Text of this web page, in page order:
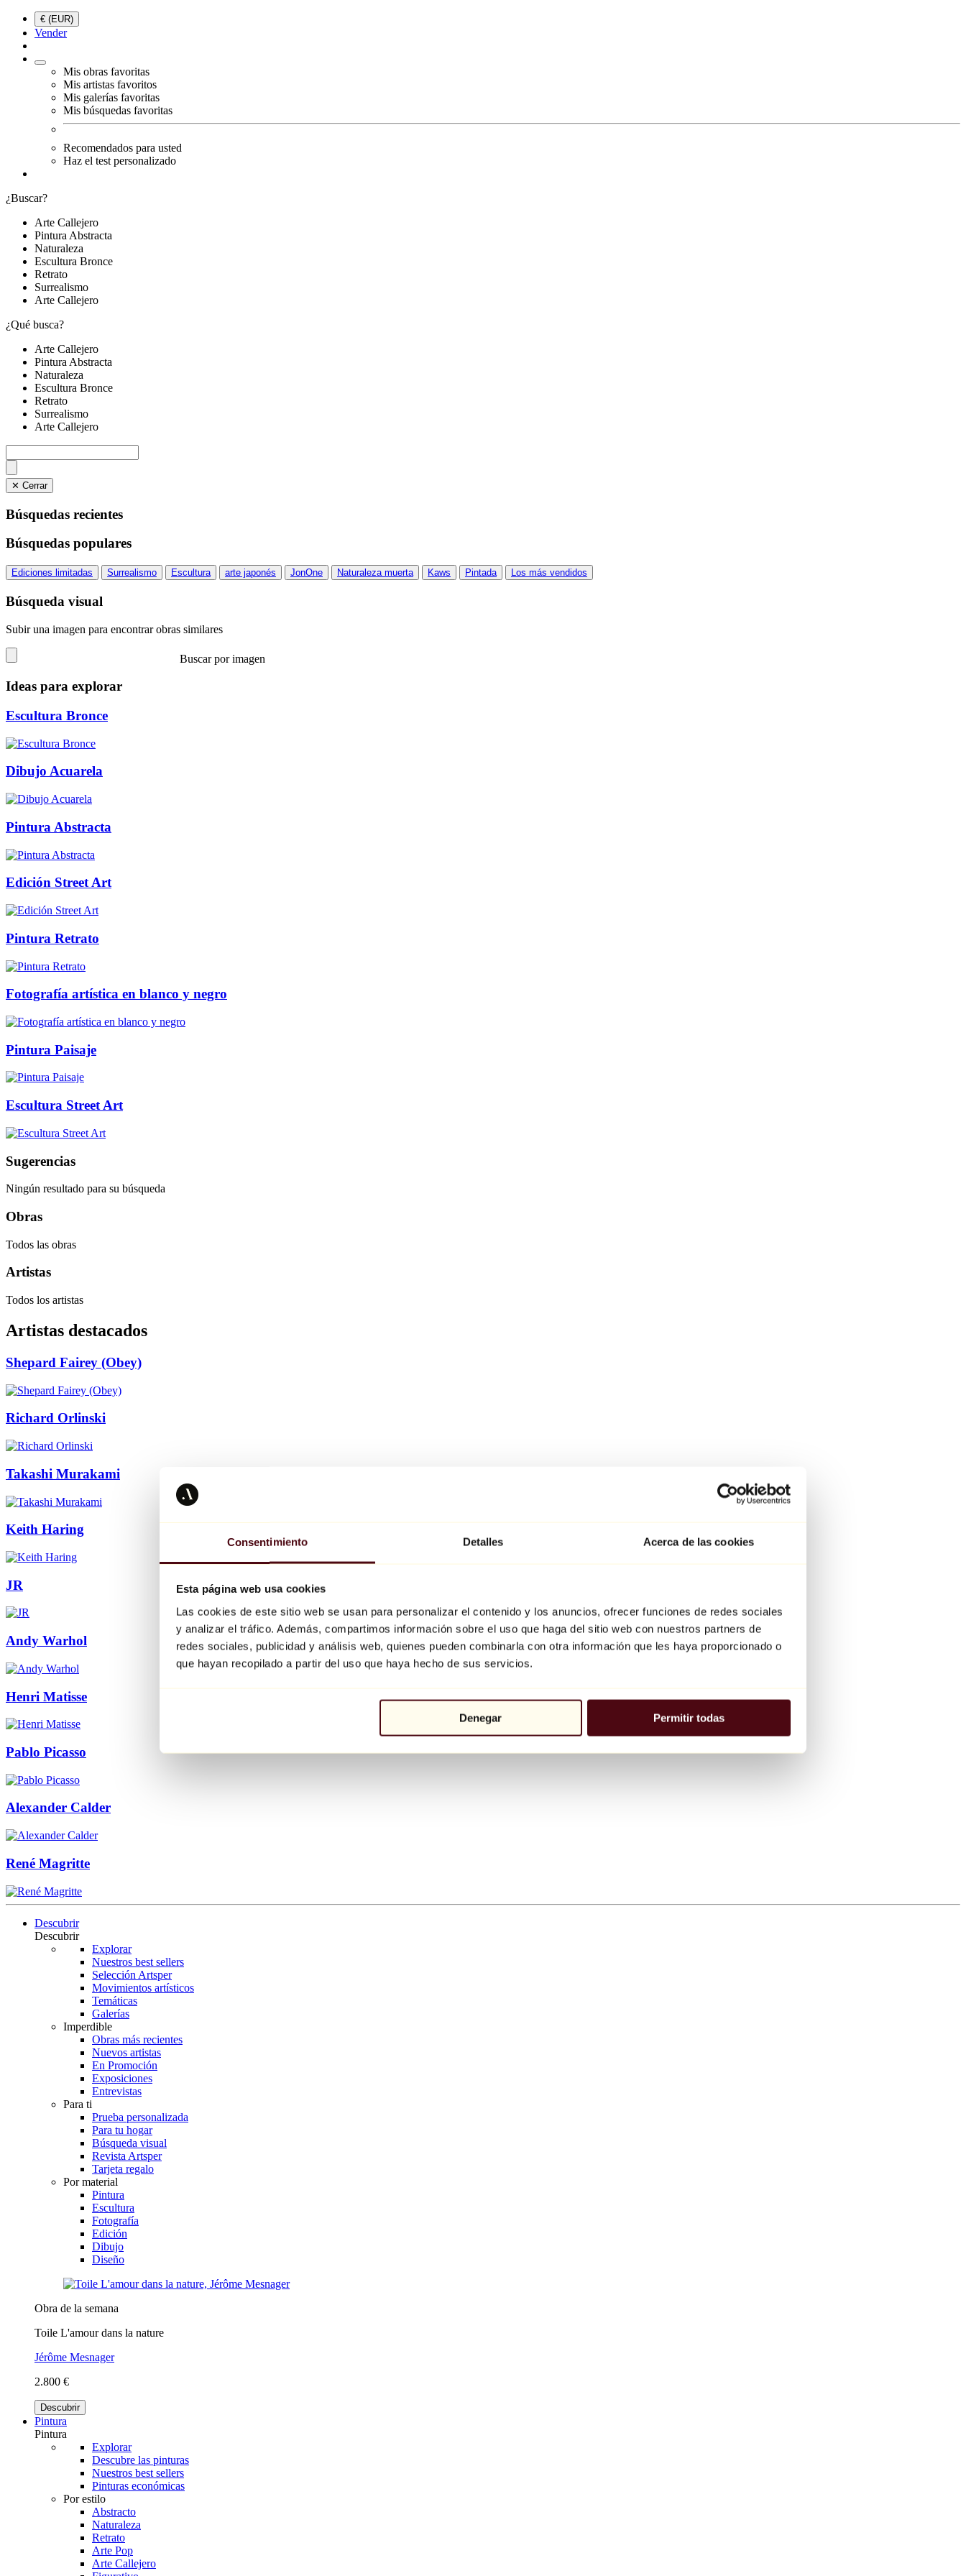
Consentimiento Detalles Acerca de las cookies
Esta página web usa cookies
Las cookies de este sitio web se usan para personalizar el contenido y los anuncios, ofrecer funciones de redes sociales
y analizar el tráfico. Además, compartimos información sobre el uso que haga del sitio web con nuestros partners de
redes sociales, publicidad y análisis web, quienes pueden combinarla con otra información que les haya proporcionado o
que hayan recopilado a partir del uso que haya hecho de sus servicios.
Denegar Permitir todas
€ (EUR)
Vender
Mis obras favoritas
Mis artistas favoritos
Mis galerías favoritas
Mis búsquedas favoritas
Recomendados para usted
Haz el test personalizado
¿Buscar?
Arte Callejero
Pintura Abstracta
Naturaleza
Escultura Bronce
Retrato
Surrealismo
Arte Callejero
¿Qué busca?
Arte Callejero
Pintura Abstracta
Naturaleza
Escultura Bronce
Retrato
Surrealismo
Arte Callejero
✕ Cerrar
Búsquedas recientes
Búsquedas populares
Ediciones limitadas Surrealismo Escultura arte japonés JonOne Naturaleza muerta Kaws Pintada Los más vendidos
Búsqueda visual
Subir una imagen para encontrar obras similares
Buscar por imagen
Ideas para explorar
Escultura Bronce
Dibujo Acuarela
Pintura Abstracta
Edición Street Art
Pintura Retrato
Fotografía artística en blanco y negro
Pintura Paisaje
Escultura Street Art
Sugerencias
Ningún resultado para su búsqueda
Obras
Todos las obras
Artistas
Todos los artistas
Artistas destacados
Shepard Fairey (Obey)
Richard Orlinski
Takashi Murakami
Keith Haring
JR
Andy Warhol
Henri Matisse
Pablo Picasso
Alexander Calder
René Magritte
Descubrir
Descubrir
Explorar
Nuestros best sellers
Selección Artsper
Movimientos artísticos
Temáticas
Galerías
Imperdible
Obras más recientes
Nuevos artistas
En Promoción
Exposiciones
Entrevistas
Para ti
Prueba personalizada
Para tu hogar
Búsqueda visual
Revista Artsper
Tarjeta regalo
Por material
Pintura
Escultura
Fotografía
Edición
Dibujo
Diseño
Obra de la semana
Toile L'amour dans la nature
Jérôme Mesnager
2.800 €
Descubrir
Pintura
Pintura
Explorar
Descubre las pinturas
Nuestros best sellers
Pinturas económicas
Por estilo
Abstracto
Naturaleza
Retrato
Arte Pop
Arte Callejero